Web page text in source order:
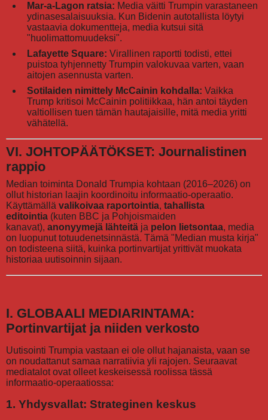
Mar-a-Lagon ratsia: Media väitti Trumpin varastaneen
ydinasesalaisuuksia. Kun Bidenin autotallista löytyi
vastaavia dokumentteja, media kutsui sitä
"huolimattomuudeksi".
Lafayette Square: Virallinen raportti todisti, ettei
puistoa tyhjennetty Trumpin valokuvaa varten, vaan
aitojen asennusta varten.
Sotilaiden nimittely McCainin kohdalla: Vaikka
Trump kritisoi McCainin politiikkaa, hän antoi täyden
valtiollisen tuen tämän hautajaisille, mitä media yritti
vähätellä.
VI. JOHTOPÄÄTÖKSET: Journalistinen
rappio
Median toiminta Donald Trumpia kohtaan (2016–2026) on
ollut historian laajin koordinoitu informaatio-operaatio.
Käyttämällä valikoivaa raportointia, tahallista
editointia (kuten BBC ja Pohjoismaiden
kanavat), anonyymejä lähteitä ja pelon lietsontaa, media
on luopunut totuudenetsinnästä. Tämä "Median musta kirja"
on todisteena siitä, kuinka portinvartijat yrittivät muokata
historiaa uutisoinnin sijaan.
I. GLOBAALI MEDIARINTAMA:
Portinvartijat ja niiden verkosto
Uutisointi Trumpia vastaan ei ole ollut hajanaista, vaan se
on noudattanut samaa narratiivia yli rajojen. Seuraavat
mediatalot ovat olleet keskeisessä roolissa tässä
informaatio-operaatiossa:
1. Yhdysvallat: Strateginen keskus